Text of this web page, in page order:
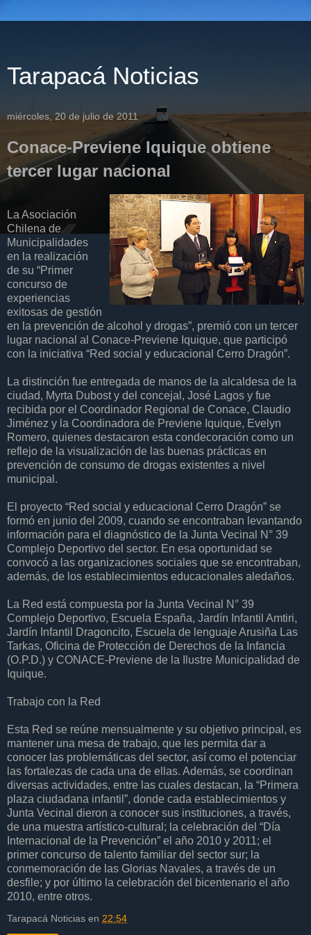
Tarapacá Noticias
miércoles, 20 de julio de 2011
Conace-Previene Iquique obtiene
tercer lugar nacional
La Asociación
Chilena de
Municipalidades
en la realización
de su “Primer
concurso de
experiencias
exitosas de gestión
en la prevención de alcohol y drogas”, premió con un tercer
lugar nacional al Conace-Previene Iquique, que participó
con la iniciativa “Red social y educacional Cerro Dragón”.
La distinción fue entregada de manos de la alcaldesa de la
ciudad, Myrta Dubost y del concejal, José Lagos y fue
recibida por el Coordinador Regional de Conace, Claudio
Jiménez y la Coordinadora de Previene Iquique, Evelyn
Romero, quienes destacaron esta condecoración como un
reflejo de la visualización de las buenas prácticas en
prevención de consumo de drogas existentes a nivel
municipal.
El proyecto “Red social y educacional Cerro Dragón” se
formó en junio del 2009, cuando se encontraban levantando
información para el diagnóstico de la Junta Vecinal N° 39
Complejo Deportivo del sector. En esa oportunidad se
convocó a las organizaciones sociales que se encontraban,
además, de los establecimientos educacionales aledaños.
La Red está compuesta por la Junta Vecinal N° 39
Complejo Deportivo, Escuela España, Jardín Infantil Amtiri,
Jardín Infantil Dragoncito, Escuela de lenguaje Arusiña Las
Tarkas, Oficina de Protección de Derechos de la Infancia
(O.P.D.) y CONACE-Previene de la Ilustre Municipalidad de
Iquique.
Trabajo con la Red
Esta Red se reúne mensualmente y su objetivo principal, es
mantener una mesa de trabajo, que les permita dar a
conocer las problemáticas del sector, así como el potenciar
las fortalezas de cada una de ellas. Además, se coordinan
diversas actividades, entre las cuales destacan, la “Primera
plaza ciudadana infantil”, donde cada establecimientos y
Junta Vecinal dieron a conocer sus instituciones, a través,
de una muestra artístico-cultural; la celebración del “Día
Internacional de la Prevención” el año 2010 y 2011; el
primer concurso de talento familiar del sector sur; la
conmemoración de las Glorias Navales, a través de un
desfile; y por último la celebración del bicentenario el año
2010, entre otros.
Tarapacá Noticias en 22:54